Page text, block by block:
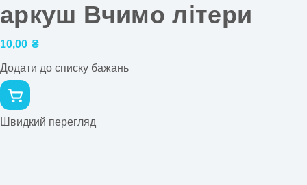
аркуш Вчимо літери
10,00 ₴
Додати до списку бажань
Швидкий перегляд